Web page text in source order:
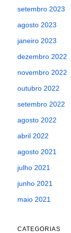
setembro 2023
agosto 2023
janeiro 2023
dezembro 2022
novembro 2022
outubro 2022
setembro 2022
agosto 2022
abril 2022
agosto 2021
julho 2021
junho 2021
maio 2021
CATEGORIAS